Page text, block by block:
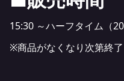
15:30 ～ハーフタイム（
※商品がなくなり次第終了